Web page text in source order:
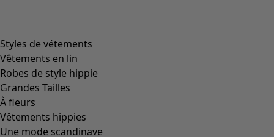
Styles de vétements
Vêtements en lin
Robes de style hippie
Grandes Tailles
À fleurs
Vêtements hippies
Une mode scandinave